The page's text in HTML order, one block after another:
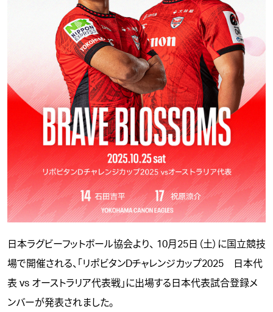
日本ラグビーフットボール協会より、 10月25日（土）に国立競技
場で開催される、「 リポビタンDチャレンジカップ2025 日本代
表 vs オーストラリア代表戦 」に出場する日本代表試合登録メ
ンバーが発表されました。